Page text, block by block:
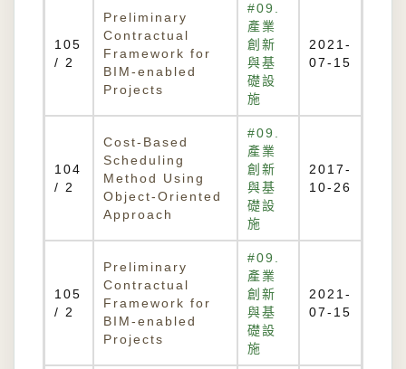
105
/ 2
Preliminary
Contractual
Framework for
BIM-enabled
Projects
#09.
產業
創新
與基
礎設
施
2021-
07-15
104
/ 2
Cost-Based
Scheduling
Method Using
Object-Oriented
Approach
#09.
產業
創新
與基
礎設
施
2017-
10-26
105
/ 2
Preliminary
Contractual
Framework for
BIM-enabled
Projects
#09.
產業
創新
與基
礎設
施
2021-
07-15